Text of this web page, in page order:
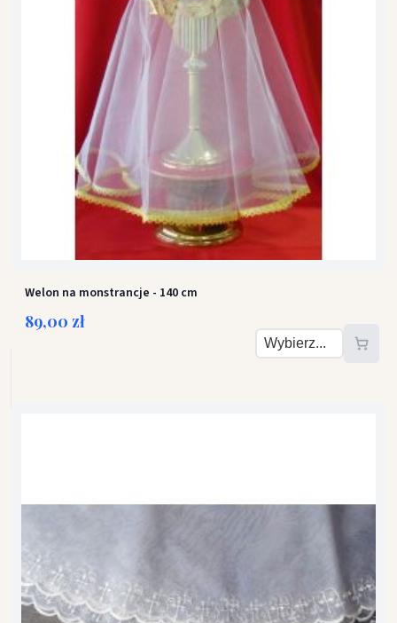
Welon na monstrancje - 140 cm
89,00 zł